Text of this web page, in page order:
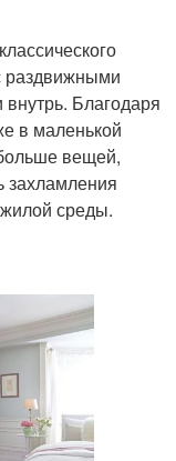
Благодаря
в маленькой
вещей,
захламления
среды.